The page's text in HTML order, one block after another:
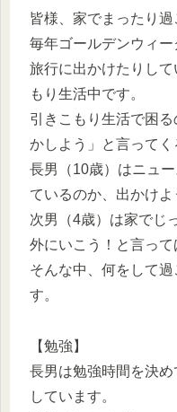
皆様、家でまったり
毎年ゴールデンウィー
旅行に出かけたりし
もり生活中です。
引きこもり生活で困
かしよう」と言ってく
長男（10歳）はニュ
ているのか、出かけよ
次男（4歳）は家でじ
外にいこう！と言って
そんな中、何をして
す。
【勉強】
長男は勉強時間を決
しています。